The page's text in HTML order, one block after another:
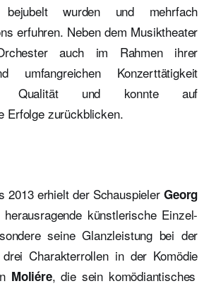
bejubelt wurden und mehrfach
erfuhren. Neben dem Musiktheater
auch im Rahmen ihrer
umfangreichen Konzerttätigkeit
Qualität und konnte auf
Erfolge zurückblicken.
2013 erhielt der SchauspielerGeorg
künstlerische Einzel-
seine Glanzleistung bei der
Charakterrollen in der Komödie
Moliére, die sein komödiantisches